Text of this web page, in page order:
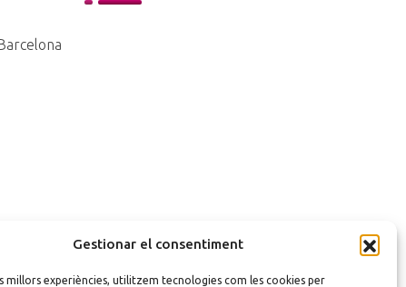
Gestionar el consentiment
millors experiències, utilitzem tecnologies com les cookies per